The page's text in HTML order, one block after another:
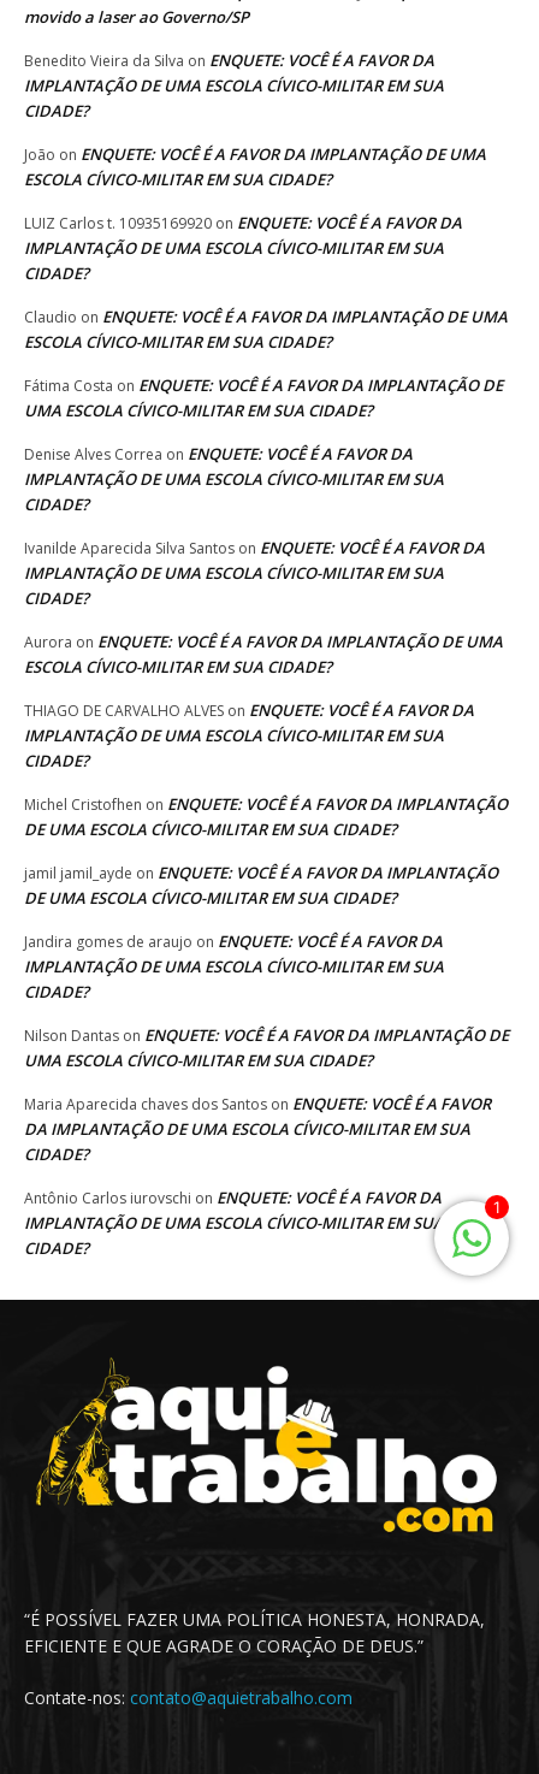
“É POSSÍVEL FAZER UMA POLÍTICA HONESTA, HONRADA,
EFICIENTE E QUE AGRADE O CORAÇÃO DE DEUS.”
Contate-nos: contato@aquietrabalho.com